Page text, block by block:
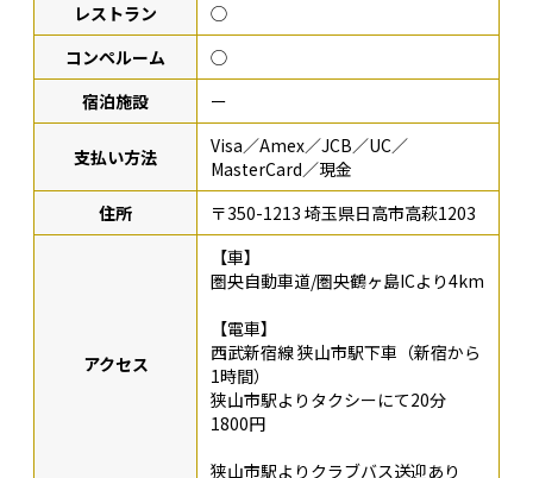
レストラン
◯
コンペルーム
◯
宿泊施設
ー
支払い方法
Visa／Amex／JCB／UC／
MasterCard／現金
住所
〒350-1213 埼玉県日高市高萩1203
アクセス
【車】
圏央自動車道/圏央鶴ヶ島ICより4km
【電車】
西武新宿線 狭山市駅下車（新宿から
1時間）
狭山市駅よりタクシーにて20分
1800円
狭山市駅よりクラブバス送迎あり